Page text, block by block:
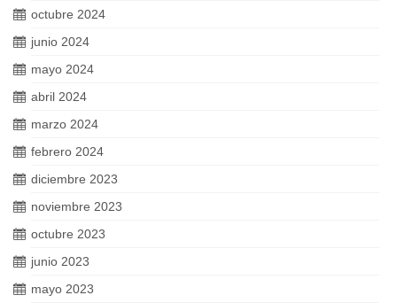
octubre 2024
junio 2024
mayo 2024
abril 2024
marzo 2024
febrero 2024
diciembre 2023
noviembre 2023
octubre 2023
junio 2023
mayo 2023